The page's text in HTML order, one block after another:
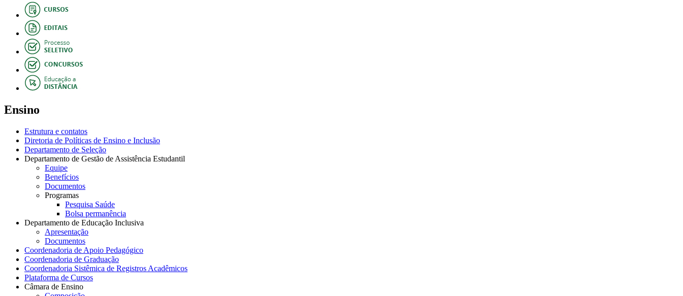
Ensino
Estrutura e contatos
Diretoria de Políticas de Ensino e Inclusão
Departamento de Seleção
Departamento de Gestão de Assistência Estudantil
Equipe
Benefícios
Documentos
Programas
Pesquisa Saúde
Bolsa permanência
Departamento de Educação Inclusiva
Apresentação
Documentos
Coordenadoria de Apoio Pedagógico
Coordenadoria de Graduação
Coordenadoria Sistêmica de Registros Acadêmicos
Plataforma de Cursos
Câmara de Ensino